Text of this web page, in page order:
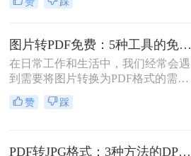
呢？本文将详细介绍几种PDF合并的
图片转PDF免费：5种工具的免费额度、水印和文件限制对比！
在日常工作和生活中，我们经常会遇
到需要将图片转换为PDF格式的需
求。无论是为了方便存档、分享或打
印，将图片转换为PDF格式是一项很
简便方法来帮助您免费将图片转换为
赞 踩
PDF转JPG格式：3种方法的DPI设置和清晰度调节技巧！